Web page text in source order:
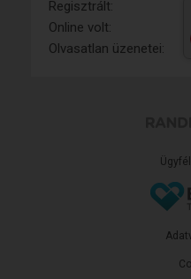
Regisztrált:
Online volt:
Olvasatlan üzenetei: